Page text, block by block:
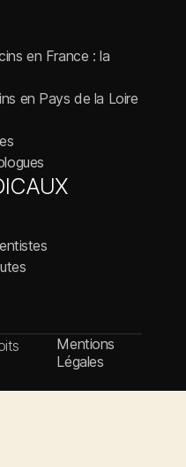
en France : la
en Pays de la Loire
Mentions
Légales